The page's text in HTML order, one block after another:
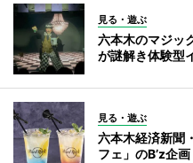
見る・遊ぶ
六本木のマジッ
が謎解き体験型
見る・遊ぶ
六本木経済新聞
フェ」のB’z企画